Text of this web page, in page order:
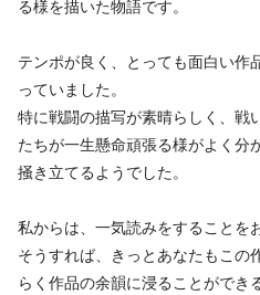
る様を描いた物語です。
テンポが良く、とっても面白い作
っていました。
特に戦闘の描写が素晴らしく、戦
たちが一生懸命頑張る様がよく分
掻き立てるようでした。
私からは、一気読みをすることを
そうすれば、きっとあなたもこの
らく作品の余韻に浸ることができ